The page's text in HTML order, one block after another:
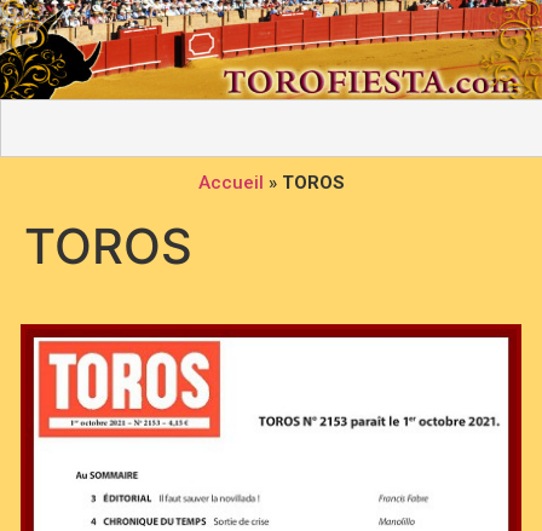
Accueil » TOROS
TOROS